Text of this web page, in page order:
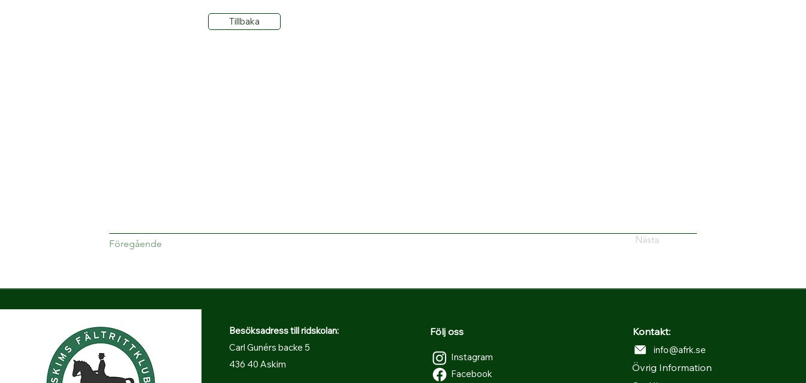
Tillbaka
Föregående Nästa
Besöksadress till ridskolan:
Carl Gunérs backe 5
436 40 Askim
Följ oss
Instagram
Facebook
Kontakt:
Övrig Information
info@afrk.se